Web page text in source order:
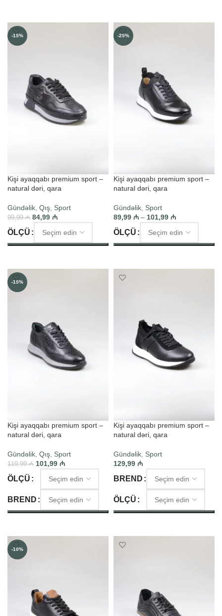
-15%
Kişi ayaqqabı premium sport –
natural dəri, qara
Gündəlik Qış Sport
99,99₼ 84,99 ₼
ÖLÇÜ
-25%
Kişi ayaqqabı premium sport –
natural dəri, qara
Gündəlik Sport
89,99 ₼ – 101,99 ₼
ÖLÇÜ
-15%
Kişi ayaqqabı premium sport –
natural dəri, qara
Gündəlik Qış Sport
119,99₼ 101,99 ₼
ÖLÇÜ
BREND
Kişi ayaqqabı premium sport –
natural dəri, qara
Gündəlik Sport
129,99 ₼
BREND
ÖLÇÜ
-10%